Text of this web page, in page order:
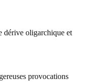
dérive oligarchique et
provocations